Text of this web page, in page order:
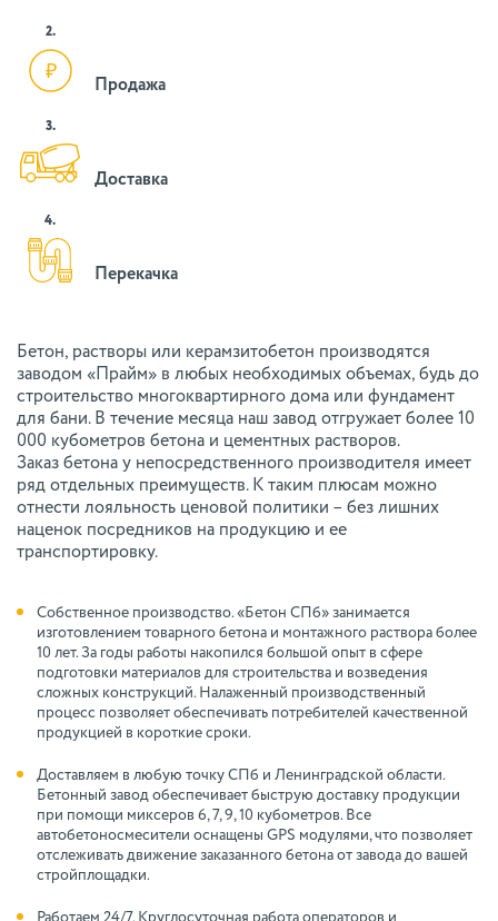
2.
Продажа
3.
Доставка
4.
Перекачка
Бетон, растворы или керамзитобетон производятся
заводом «Прайм» в любых необходимых объемах, будь до
строительство многоквартирного дома или фундамент
для бани. В течение месяца наш завод отгружает более 10
000 кубометров бетона и цементных растворов.
Заказ бетона у непосредственного производителя имеет
ряд отдельных преимуществ. К таким плюсам можно
отнести лояльность ценовой политики – без лишних
наценок посредников на продукцию и ее
транспортировку.
Собственное производство. «Бетон СПб» занимается
изготовлением товарного бетона и монтажного раствора более
10 лет. За годы работы накопился большой опыт в сфере
подготовки материалов для строительства и возведения
сложных конструкций. Налаженный производственный
процесс позволяет обеспечивать потребителей качественной
продукцией в короткие сроки.
Доставляем в любую точку СПб и Ленинградской области.
Бетонный завод обеспечивает быструю доставку продукции
при помощи миксеров 6, 7, 9, 10 кубометров. Все
автобетоносмесители оснащены GPS модулями, что позволяет
отслеживать движение заказанного бетона от завода до вашей
стройплощадки.
Работаем 24/7. Круглосуточная работа операторов и